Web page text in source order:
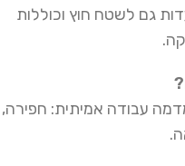
גם לשטח חוץ וכוללות
?
עבודה אמיתית: חפירה,